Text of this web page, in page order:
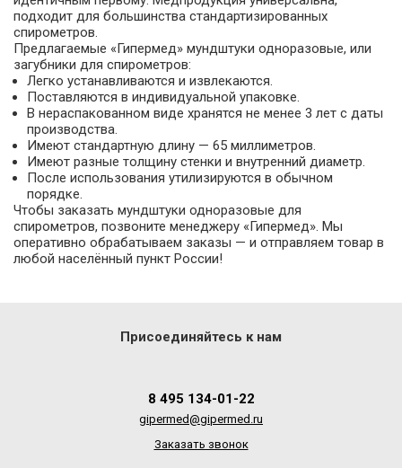
подходит для большинства стандартизированных
спирометров.
Предлагаемые «Гипермед» мундштуки одноразовые, или
загубники для спирометров:
Легко устанавливаются и извлекаются.
Поставляются в индивидуальной упаковке.
В нераспакованном виде хранятся не менее 3 лет с даты
производства.
Имеют стандартную длину — 65 миллиметров.
Имеют разные толщину стенки и внутренний диаметр.
После использования утилизируются в обычном
порядке.
Чтобы заказать мундштуки одноразовые для
спирометров, позвоните менеджеру «Гипермед». Мы
оперативно обрабатываем заказы — и отправляем товар в
любой населённый пункт России!
Присоединяйтесь к нам
8 495 134-01-22
gipermed@gipermed.ru
Заказать звонок